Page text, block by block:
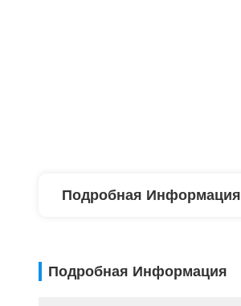
Подробная Информация
Подробная Информация